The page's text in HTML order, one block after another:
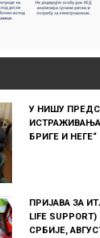
У НИШУ
БРИГЕ И НЕГЕ“
ПРИЈАВА ЗА
LIFE
СРБИЈЕ,